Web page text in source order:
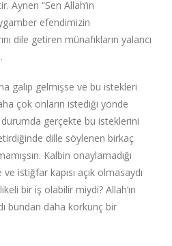
Aynen “Sen Allah’ın
efendimizin
dile getiren münafıkların yalancı
galip gelmişse ve bu istekleri
çok onların istediği yönde
gerçekte bu isteklerini
dille söylenen birkaç
Kalbin onaylamadığı
istiğfar kapısı açık olmasaydı
bir iş olabilir miydi? Allah’ın
bundan daha korkunç bir